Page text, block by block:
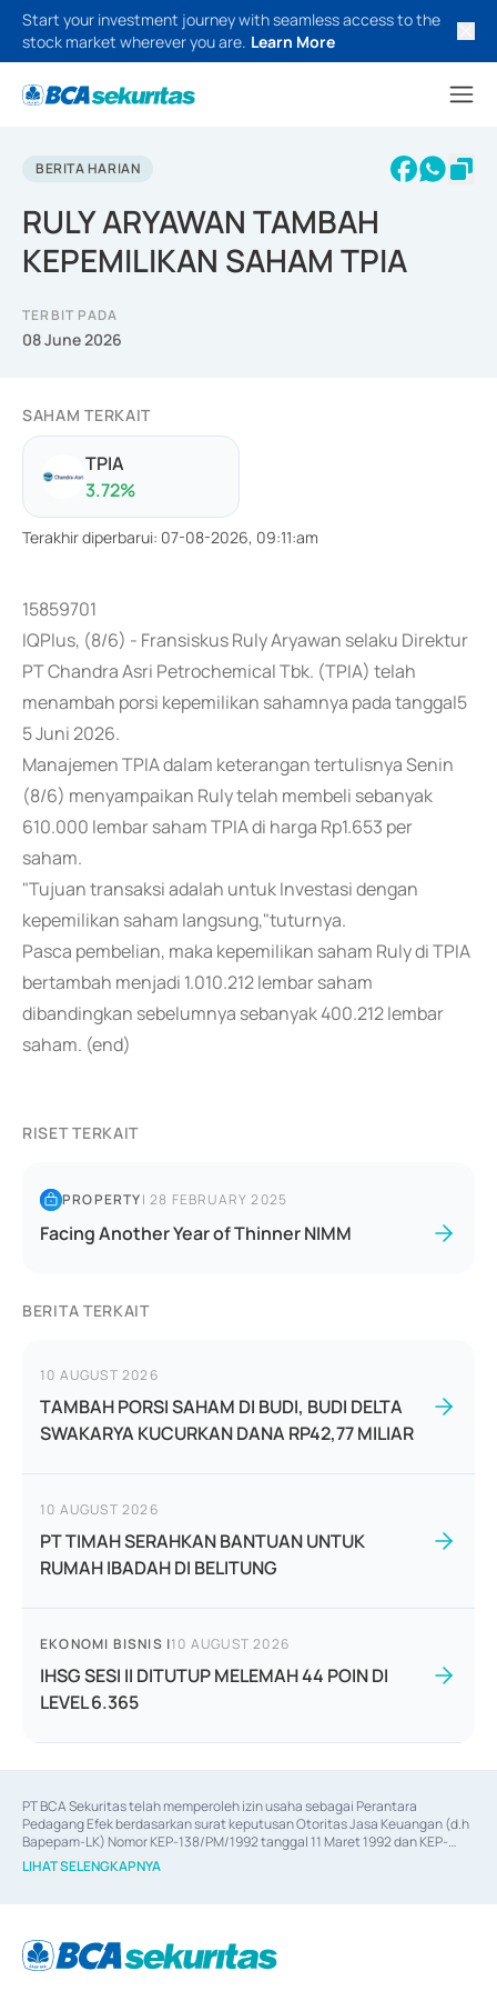
Start your investment journey with seamless access to the
stock market wherever you are. Learn More
BERITA HARIAN
RULY ARYAWAN TAMBAH
KEPEMILIKAN SAHAM TPIA
TERBIT PADA
08 June 2026
SAHAM TERKAIT
TPIA
3.72%
Terakhir diperbarui: 07-08-2026, 09:11:am
15859701
IQPlus, (8/6) - Fransiskus Ruly Aryawan selaku Direktur
PT Chandra Asri Petrochemical Tbk. (TPIA) telah
menambah porsi kepemilikan sahamnya pada tanggal5
5 Juni 2026.
Manajemen TPIA dalam keterangan tertulisnya Senin
(8/6) menyampaikan Ruly telah membeli sebanyak
610.000 lembar saham TPIA di harga Rp1.653 per
saham.
"Tujuan transaksi adalah untuk Investasi dengan
kepemilikan saham langsung,"tuturnya.
Pasca pembelian, maka kepemilikan saham Ruly di TPIA
bertambah menjadi 1.010.212 lembar saham
dibandingkan sebelumnya sebanyak 400.212 lembar
saham. (end)
RISET TERKAIT
PROPERTY|28 FEBRUARY 2025
Facing Another Year of Thinner NIMM
BERITA TERKAIT
10 AUGUST 2026
TAMBAH PORSI SAHAM DI BUDI, BUDI DELTA
SWAKARYA KUCURKAN DANA RP42,77 MILIAR
10 AUGUST 2026
PT TIMAH SERAHKAN BANTUAN UNTUK
RUMAH IBADAH DI BELITUNG
EKONOMI BISNIS |10 AUGUST 2026
IHSG SESI II DITUTUP MELEMAH 44 POIN DI
LEVEL 6.365
PT BCA Sekuritas telah memperoleh izin usaha sebagai Perantara
Pedagang Efek berdasarkan surat keputusan Otoritas Jasa Keuangan (d.h
Bapepam-LK) Nomor KEP-138/PM/1992 tanggal 11 Maret 1992 dan KEP-
06/D.04/2014 tanggal 28 Februari 2014, izin usaha sebagai Penjamin Emisi
Efek berdasarkan surat keputusan Otoritas Jasa Keuangan Nomor KEP-
berdasarkan surat keputusan Otoritas Jasa Keuangan Nomor S-
67/PM.21/2017 tanggal 3 Februari 2017, dan beberapa izin usaha lainnya
LIHAT SELENGKAPNYA